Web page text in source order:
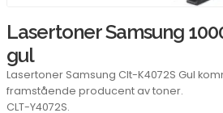
Lasertoner Samsung
gul
Lasertoner Samsung Clt-K4072S Gul
framstående producent av toner.
CLT-Y4072S.